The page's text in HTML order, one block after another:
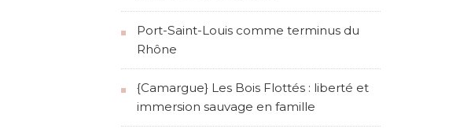
Port-Saint-Louis comme terminus du
Rhône
{Camargue} Les Bois Flottés : liberté et
immersion sauvage en famille